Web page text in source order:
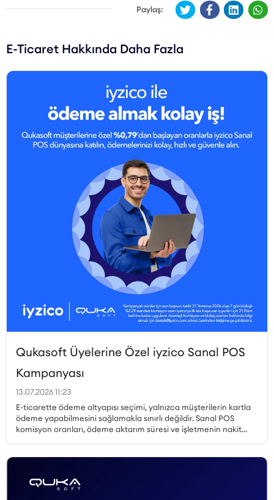
Paylaş:
E-Ticaret Hakkında Daha Fazla
Qukasoft Üyelerine Özel iyzico Sanal POS
Kampanyası
13.07.2026 11:23
E-ticarette ödeme altyapısı seçimi, yalnızca müşterilerin kartla
ödeme yapabilmesini sağlamakla sınırlı değildir. Sanal POS
komisyon oranları, ödeme aktarım süresi ve işletmenin nakit
birliğiyle hazırlanan özel kampanya kapsamında, yeni iyzico